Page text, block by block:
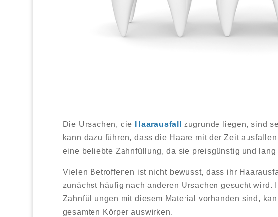
Die Ursachen, die Haarausfall
zugrunde liegen, sind
kann dazu führen, dass die Haare mit der Zeit
eine beliebte Zahnfüllung, da sie preisgünstig und lang
Vielen Betroffenen ist nicht bewusst, dass ihr
zunächst häufig nach anderen Ursachen gesucht wird.
Zahnfüllungen mit diesem Material vorhanden sind,
gesamten Körper auswirken.